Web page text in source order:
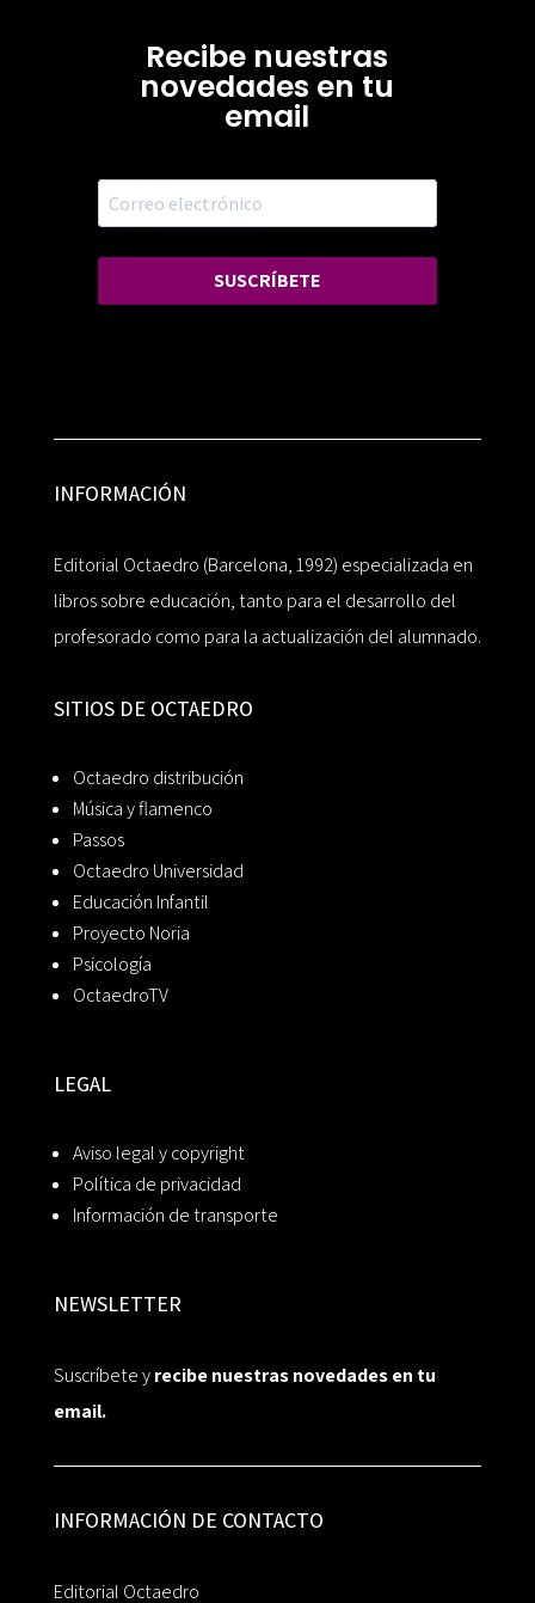
Recibe nuestras
novedades en tu
email
SUSCRÍBETE
INFORMACIÓN
Editorial Octaedro (Barcelona, 1992) especializada en
libros sobre educación, tanto para el desarrollo del
profesorado como para la actualización del alumnado.
SITIOS DE OCTAEDRO
Octaedro distribución
Música y flamenco
Passos
Octaedro Universidad
Educación Infantil
Proyecto Noria
Psicología
OctaedroTV
LEGAL
Aviso legal y copyright
Política de privacidad
Información de transporte
NEWSLETTER
Suscríbete yrecibe nuestras novedades en tu
email.
INFORMACIÓN DE CONTACTO
Editorial Octaedro